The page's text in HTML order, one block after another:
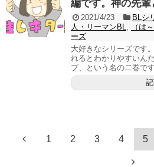
編です。神の先
2021/4/23 BLシ
人・リーマンBL,
（は
ーズ
大好きなシリーズです
れるとわかりやすいん
プ、という名の二巻で
1 2 3 4 5